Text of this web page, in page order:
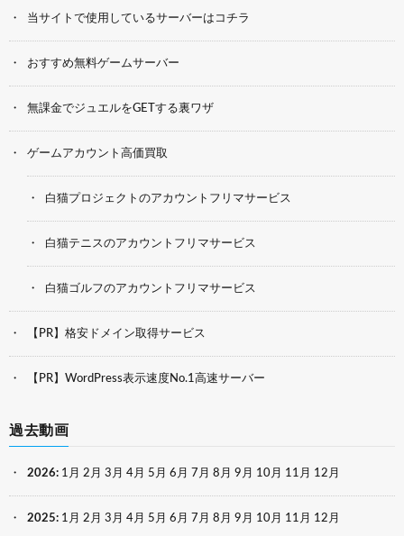
当サイトで使用しているサーバーはコチラ
おすすめ無料ゲームサーバー
無課金でジュエルをGETする裏ワザ
ゲームアカウント高価買取
白猫プロジェクトのアカウントフリマサービス
白猫テニスのアカウントフリマサービス
白猫ゴルフのアカウントフリマサービス
【PR】格安ドメイン取得サービス
【PR】WordPress表示速度No.1高速サーバー
過去動画
2026: 1月 2月 3月 4月 5月 6月 7月 8月 9月 10月 11月 12月
2025: 1月 2月 3月 4月 5月 6月 7月 8月 9月 10月 11月 12月